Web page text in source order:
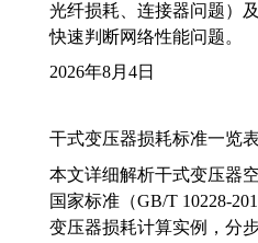
光纤损耗、连接器问题）
快速判断网络性能问题。
2026年8月4日
干式变压器损耗标准一览
本文详细解析干式变压器
国家标准（GB/T 10228-
变压器损耗计算实例，分